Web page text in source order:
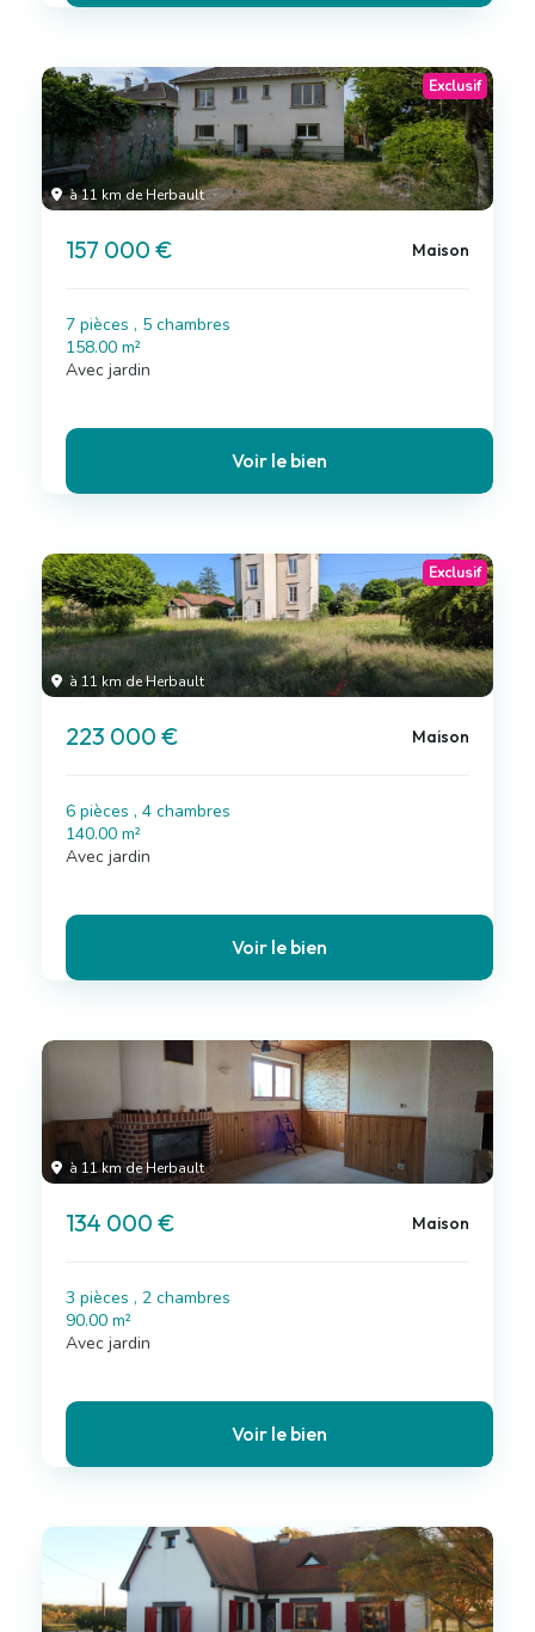
à 11 km de Herbault
Exclusif
157 000 € Maison
7 pièces , 5 chambres
158.00 m²
Avec jardin
Voir le bien
à 11 km de Herbault
Exclusif
223 000 € Maison
6 pièces , 4 chambres
140.00 m²
Avec jardin
Voir le bien
à 11 km de Herbault
134 000 € Maison
3 pièces , 2 chambres
90.00 m²
Avec jardin
Voir le bien